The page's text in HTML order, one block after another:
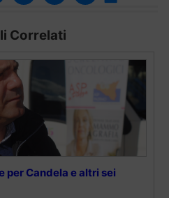
Correlati
per Candela e altri sei